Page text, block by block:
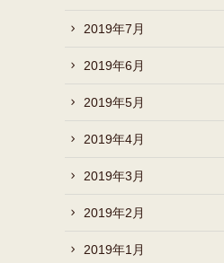
2019年7月
2019年6月
2019年5月
2019年4月
2019年3月
2019年2月
2019年1月